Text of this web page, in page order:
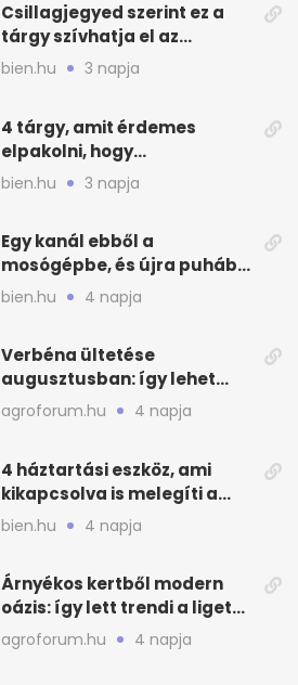
Csillagjegyed szerint ez a
tárgy szívhatja el az
otthonod energiáját
bien.hu 3 napja
4 tárgy, amit érdemes
elpakolni, hogy
hűvösebbnek tűnjön a lakás
bien.hu 3 napja
Egy kanál ebből a
mosógépbe, és újra puhább
lesz a törölköző
bien.hu 4 napja
Verbéna ültetése
augusztusban: így lehet
még idén virágos a kert
agroforum.hu 4 napja
4 háztartási eszköz, ami
kikapcsolva is melegíti a
lakást
bien.hu 4 napja
Árnyékos kertből modern
oázis: így lett trendi a ligetes
zöld
agroforum.hu 4 napja